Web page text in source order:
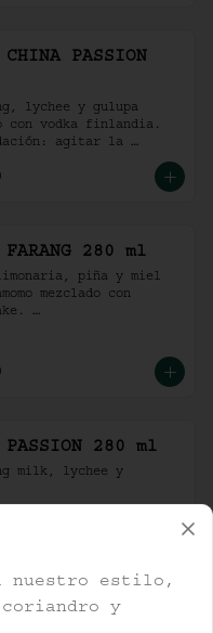
CHINA PASSION
lychee y gulupa
con vodka finlandia.
agitar la
al gusto.
FARANG 280 ml
piña y miel
mezclado con
al gusto.
CHINA PASSION 280 ml
milk, lychee y
nuestro estilo,
y